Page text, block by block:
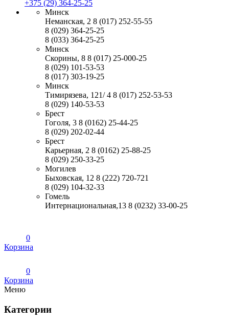
+375 (29) 364-25-25
Минск
Неманская, 2 8 (017) 252-55-55
8 (029) 364-25-25
8 (033) 364-25-25
Минск
Скорины, 8 8 (017) 25-000-25
8 (029) 101-53-53
8 (017) 303-19-25
Минск
Тимирязева, 121/ 4 8 (017) 252-53-53
8 (029) 140-53-53
Брест
Гоголя, 3 8 (0162) 25-44-25
8 (029) 202-02-44
Брест
Карьерная, 2 8 (0162) 25-88-25
8 (029) 250-33-25
Могилев
Быховская, 12 8 (222) 720-721
8 (029) 104-32-33
Гомель
Интернациональная,13 8 (0232) 33-00-25
0
Корзина
0
Корзина
Меню
Категории